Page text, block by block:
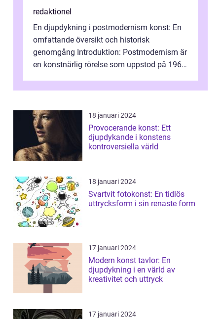
redaktionel
En djupdykning i postmodernism konst: En
omfattande översikt och historisk
genomgång Introduktion: Postmodernism är
en konstnärlig rörelse som uppstod på 1960-
18 januari 2024
Provocerande konst: Ett
djupdykande i konstens
kontroversiella värld
18 januari 2024
Svartvit fotokonst: En tidlös
uttrycksform i sin renaste form
17 januari 2024
Modern konst tavlor: En
djupdykning i en värld av
kreativitet och uttryck
17 januari 2024